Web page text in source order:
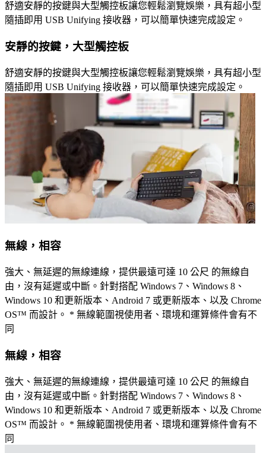
舒適安靜的按鍵與大型觸控板讓您輕鬆瀏覽娛樂，具有超小型
隨插即用 USB Unifying 接收器，可以簡單快速完成設定。
安靜的按鍵，大型觸控板
舒適安靜的按鍵與大型觸控板讓您輕鬆瀏覽娛樂，具有超小型
隨插即用 USB Unifying 接收器，可以簡單快速完成設定。
無線，相容
強大、無延遲的無線連線，提供最遠可達 10 公尺 的無線自
由，沒有延遲或中斷。針對搭配 Windows 7、Windows 8、
Windows 10 和更新版本、Android 7 或更新版本、以及 Chrome
OS™ 而設計。 * 無線範圍視使用者、環境和運算條件會有不
同
無線，相容
強大、無延遲的無線連線，提供最遠可達 10 公尺 的無線自
由，沒有延遲或中斷。針對搭配 Windows 7、Windows 8、
Windows 10 和更新版本、Android 7 或更新版本、以及 Chrome
OS™ 而設計。 * 無線範圍視使用者、環境和運算條件會有不
同